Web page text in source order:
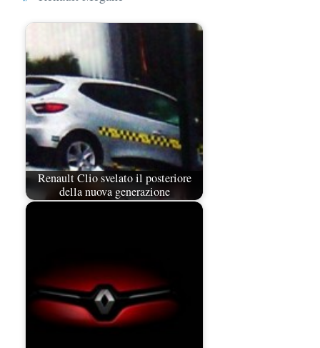
Renault Clio svelato il posteriore
della nuova generazione